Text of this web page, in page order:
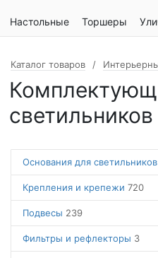
Настольные Торшеры
Каталог товаров
светильников
Основания для светильников
Крепления и крепежи 720
Подвесы 239
Фильтры и рефлекторы 3